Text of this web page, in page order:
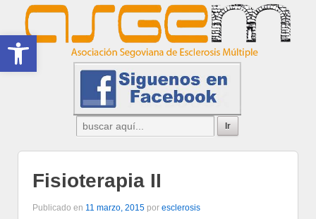
Abrir barra de herramientas
Fisioterapia II
Publicado en 11 marzo, 2015 por esclerosis